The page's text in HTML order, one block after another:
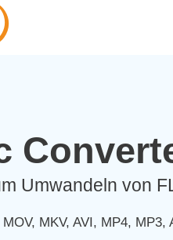
Umwandeln von
MKV, AVI, MP4, MP3,